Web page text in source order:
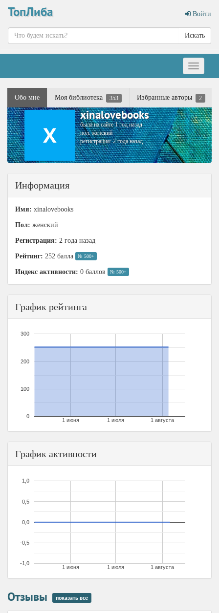
ТопЛиба Войти
Искать
Меню
Обо мне Моя библиотека 353 Избранные авторы 2
xinalovebooks
была на сайте 1 год назад
пол: женский
регистрация: 2 года назад
Информация
Имя: xinalovebooks
Пол: женский
Регистрация: 2 года назад
Рейтинг: 252 балла № 500+
Индекс активности: 0 баллов № 500+
График рейтинга
1 июня 1 июля 1 августа
0
100
200
300
График активности
1 июня 1 июля 1 августа
-1,0
-0,5
0,0
0,5
1,0
Отзывы показать все